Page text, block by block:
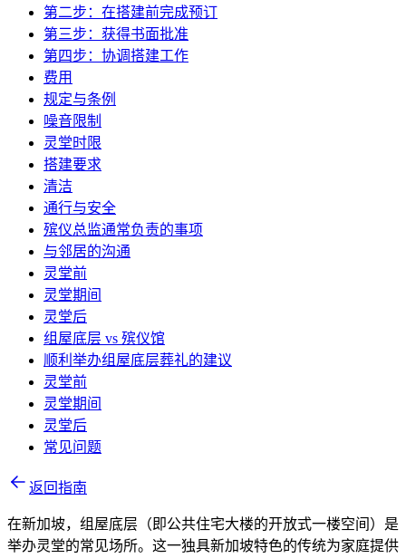
第二步：在搭建前完成预订
第三步：获得书面批准
第四步：协调搭建工作
费用
规定与条例
噪音限制
灵堂时限
搭建要求
清洁
通行与安全
殡仪总监通常负责的事项
与邻居的沟通
灵堂前
灵堂期间
灵堂后
组屋底层 vs 殡仪馆
顺利举办组屋底层葬礼的建议
灵堂前
灵堂期间
灵堂后
常见问题
返回指南
在新加坡，组屋底层（即公共住宅大楼的开放式一楼空间）是
举办灵堂的常见场所。这一独具新加坡特色的传统为家庭提供